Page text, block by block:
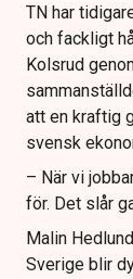
TN har
och fackligt
Kolsrud
att en kraftig
svensk
– När vi
för. Det slår
Malin
Sverige blir